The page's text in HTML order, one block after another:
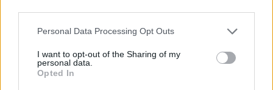
Personal Data Processing Opt Outs
I want to opt-out of the Sharing of my
personal data.
Opted In
τις σχετικές διαδικασίες από τη Δωρεά ως τη
Μεταμόσχευση.